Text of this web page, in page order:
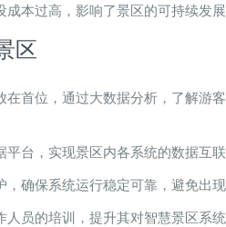
本过高，影响了景区的可持续发展
区
在首位，通过大数据分析，了解游
台，实现景区内各系统的数据互
确保系统运行稳定可靠，避免出现
员的培训，提升其对智慧景区系统